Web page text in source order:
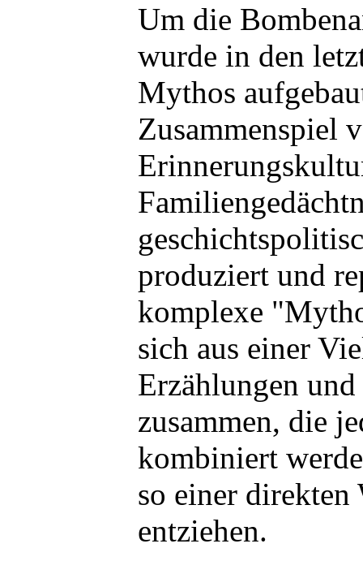
Um die
wurde in den
Mythos
Zusammenspiel
produziert und
komplexe
sich aus einer
Erzählungen
zusammen, die
kombiniert
so einer direkten
entziehen.